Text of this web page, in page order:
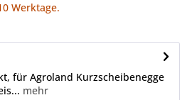
Werktage.
für Agroland Kurzscheibenegge
mehr